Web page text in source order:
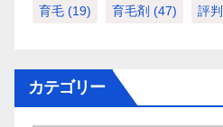
育毛 (19) 育毛剤 (47) 評判
カテゴリー